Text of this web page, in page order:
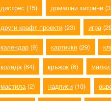
дистрес (15) домашни хитрини
други крафт проекти (23) игра
календар (9) картички (29)
коледа (64) кръжок (6)
мастила (2) надписи (10)